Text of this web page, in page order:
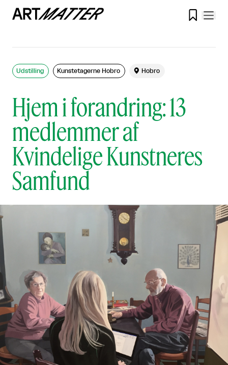

Hjem i forandring: 13
medlemmer af
Kvindelige Kunstneres
Samfund
Udstilling Kunstetagerne Hobro  Hobro